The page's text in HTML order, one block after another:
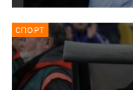
СПОРТ